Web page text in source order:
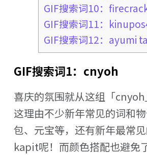
GIF搜索词10：
GIF搜索词11：
GIF搜索词12：ayumi
GIF搜索词1：cnyoh
喜庆的氛围就从这组「
这理由不少新年常见的词和
包、元宝等，还有新年最常
kapit呢！而颜色搭配也避免